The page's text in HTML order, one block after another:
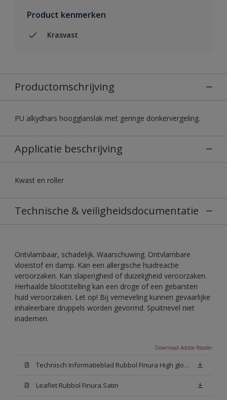
Product kenmerken
Krasvast
Productomschrijving
PU alkydhars hoogglanslak met geringe donkervergeling.
Applicatie beschrijving
Kwast en roller
Technische & veiligheidsdocumentatie
Ontvlambaar, schadelijk. Waarschuwing. Ontvlambare
vloeistof en damp. Kan een allergische huidreactie
veroorzaken. Kan slaperigheid of duizeligheid veroorzaken.
Herhaalde blootstelling kan een droge of een gebarsten
huid veroorzaken. Let op! Bij verneveling kunnen gevaarlijke
inhaleerbare druppels worden gevormd. Spuitnevel niet
inademen.
Download Adobe Reader
Technisch Informatieblad Rubbol Finura High gloss (PDF)
Leaflet Rubbol Finura Satin